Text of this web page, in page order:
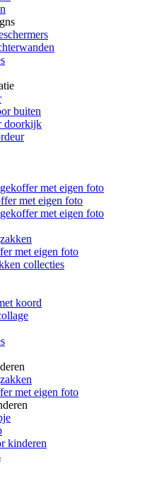
buiten
doorkijk
met eigen foto
met eigen foto
met eigen foto
met eigen foto
collecties
koord
met eigen foto
kinderen